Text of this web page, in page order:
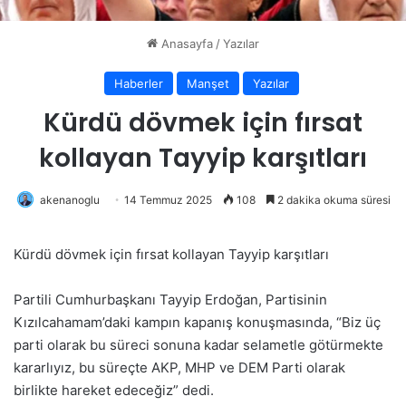
Anasayfa/Yazılar
Haberler Manşet Yazılar
Kürdü dövmek için fırsat
kollayan Tayyip karşıtları
akenanoglu 14 Temmuz 2025 108 2 dakika okuma süresi
Kürdü dövmek için fırsat kollayan Tayyip karşıtları
Partili Cumhurbaşkanı Tayyip Erdoğan, Partisinin
Kızılcahamam’daki kampın kapanış konuşmasında, “Biz üç
parti olarak bu süreci sonuna kadar selametle götürmekte
kararlıyız, bu süreçte AKP, MHP ve DEM Parti olarak
birlikte hareket edeceğiz” dedi.